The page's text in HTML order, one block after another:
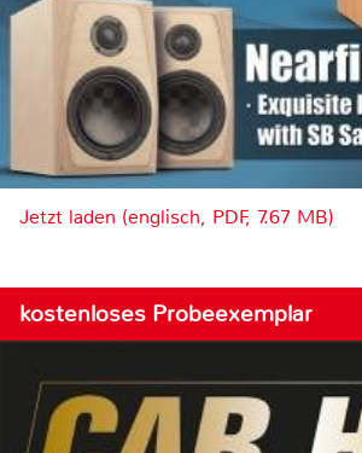
Jetzt laden (englisch, PDF, 7.67 MB)
kostenloses Probeexemplar